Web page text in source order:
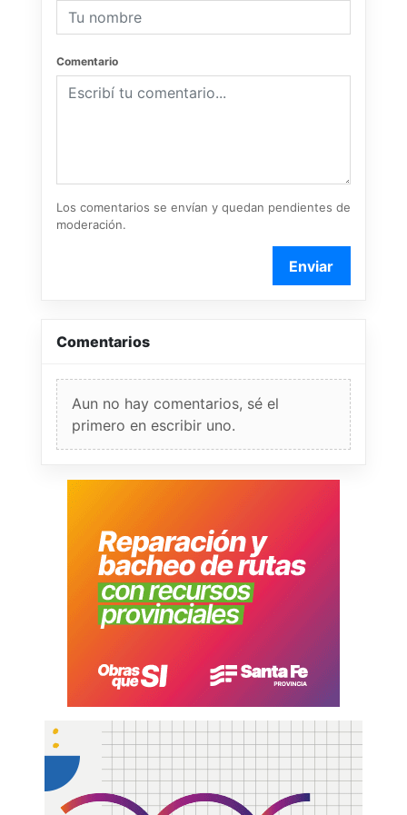
Comentario
Los comentarios se envían y quedan pendientes de
moderación.
Enviar
Comentarios
Aun no hay comentarios, sé el
primero en escribir uno.